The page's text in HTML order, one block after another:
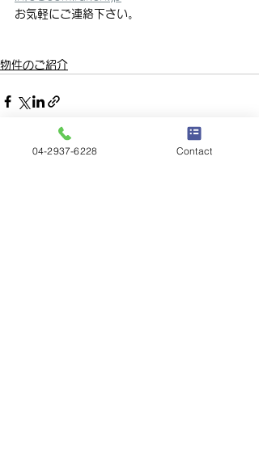
お気軽にご連絡下さい。
物件のご紹介
04-2937-6228 Contact